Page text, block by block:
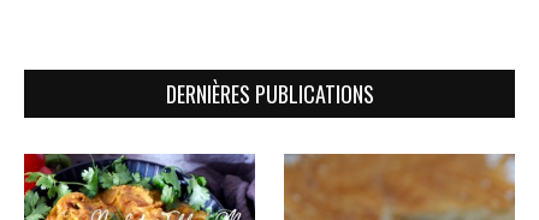
DERNIÈRES PUBLICATIONS